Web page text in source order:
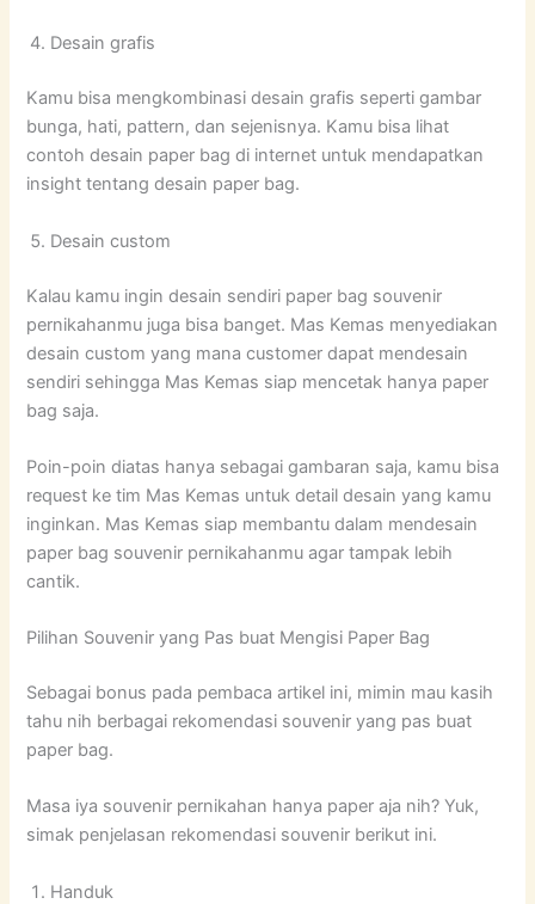
Desain grafis
Kamu bisa mengkombinasi desain grafis seperti gambar
bunga, hati, pattern, dan sejenisnya. Kamu bisa lihat
contoh desain paper bag di internet untuk mendapatkan
insight tentang desain paper bag.
Desain custom
Kalau kamu ingin desain sendiri paper bag souvenir
pernikahanmu juga bisa banget. Mas Kemas menyediakan
desain custom yang mana customer dapat mendesain
sendiri sehingga Mas Kemas siap mencetak hanya paper
bag saja.
Poin-poin diatas hanya sebagai gambaran saja, kamu bisa
request ke tim Mas Kemas untuk detail desain yang kamu
inginkan. Mas Kemas siap membantu dalam mendesain
paper bag souvenir pernikahanmu agar tampak lebih
cantik.
Pilihan Souvenir yang Pas buat Mengisi Paper Bag
Sebagai bonus pada pembaca artikel ini, mimin mau kasih
tahu nih berbagai rekomendasi souvenir yang pas buat
paper bag.
Masa iya souvenir pernikahan hanya paper aja nih? Yuk,
simak penjelasan rekomendasi souvenir berikut ini.
Handuk